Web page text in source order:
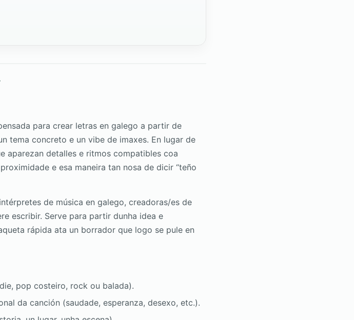
para crear letras en galego a partir de
tema concreto e un vibe de imaxes. En lugar de
aparezan detalles e ritmos compatibles coa
e esa maneira tan nosa de dicir “teño
de música en galego, creadoras/es de
escribir. Serve para partir dunha idea e
rápida ata un borrador que logo se pule en
pop costeiro, rock ou balada).
da canción (saudade, esperanza, desexo, etc.).